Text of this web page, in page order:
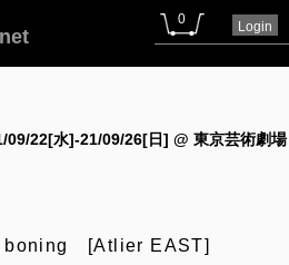
0 Login
09/22[水]-21/09/26[日] @ 東京芸術劇場
boning [Atlier EAST]